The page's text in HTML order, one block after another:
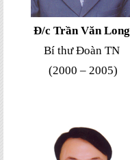
Đ/c Trần Văn Long
Bí thư Đoàn TN
(2000 – 2005)